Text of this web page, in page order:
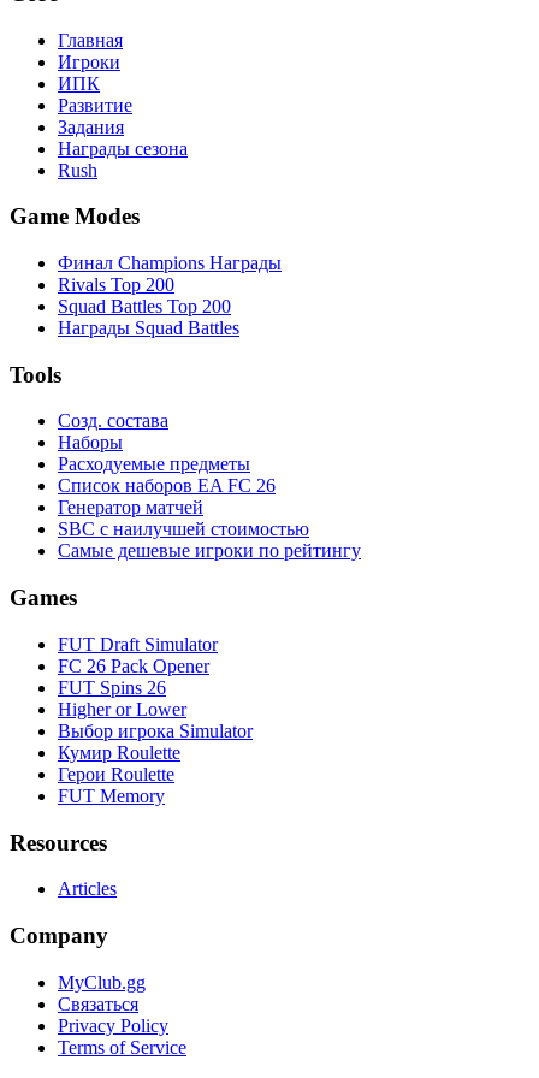
Главная
Игроки
ИПК
Развитие
Задания
Награды сезона
Rush
Game Modes
Финал Champions Награды
Rivals Top 200
Squad Battles Top 200
Награды Squad Battles
Tools
Созд. состава
Наборы
Расходуемые предметы
Список наборов EA FC 26
Генератор матчей
SBC с наилучшей стоимостью
Самые дешевые игроки по рейтингу
Games
FUT Draft Simulator
FC 26 Pack Opener
FUT Spins 26
Higher or Lower
Выбор игрока Simulator
Кумир Roulette
Герои Roulette
FUT Memory
Resources
Articles
Company
MyClub.gg
Связаться
Privacy Policy
Terms of Service